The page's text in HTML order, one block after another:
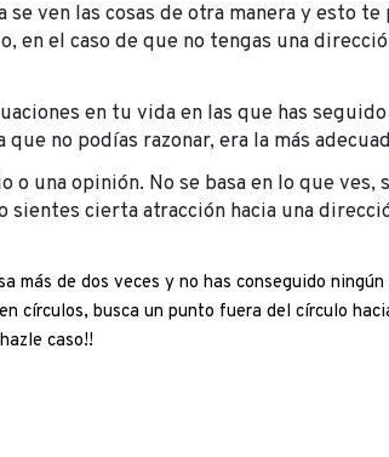
ven las cosas de otra manera y esto
en el caso de que no tengas una
en tu vida en las que has
no podías razonar, era la más
o una opinión. No se basa en lo que
sientes cierta atracción hacia una
más de dos veces y no has conseguido
círculos, busca un punto fuera del círculo
caso!!